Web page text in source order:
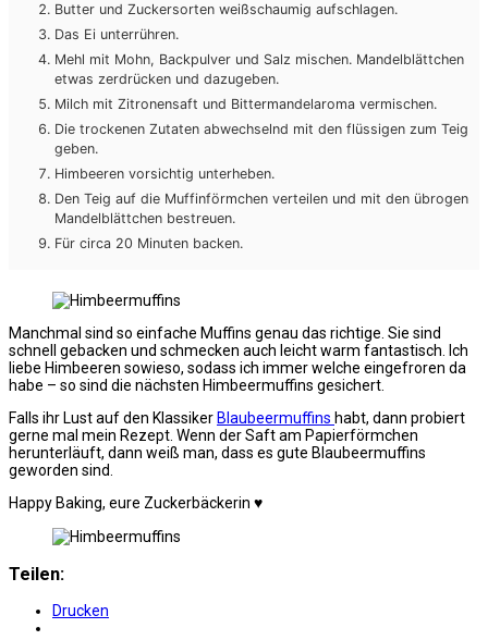
Butter und Zuckersorten weißschaumig aufschlagen.
Das Ei unterrühren.
Mehl mit Mohn, Backpulver und Salz mischen. Mandelblättchen
etwas zerdrücken und dazugeben.
Milch mit Zitronensaft und Bittermandelaroma vermischen.
Die trockenen Zutaten abwechselnd mit den flüssigen zum Teig
geben.
Himbeeren vorsichtig unterheben.
Den Teig auf die Muffinförmchen verteilen und mit den übrogen
Mandelblättchen bestreuen.
Für circa 20 Minuten backen.
Manchmal sind so einfache Muffins genau das richtige. Sie sind
schnell gebacken und schmecken auch leicht warm fantastisch. Ich
liebe Himbeeren sowieso, sodass ich immer welche eingefroren da
habe – so sind die nächsten Himbeermuffins gesichert.
Falls ihr Lust auf den Klassiker Blaubeermuffins habt, dann probiert
gerne mal mein Rezept. Wenn der Saft am Papierförmchen
herunterläuft, dann weiß man, dass es gute Blaubeermuffins
geworden sind.
Happy Baking, eure Zuckerbäckerin ♥
Teilen:
Drucken